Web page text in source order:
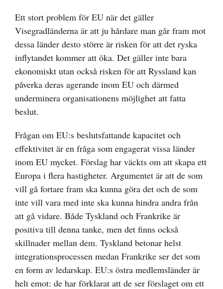
Ett stort problem för EU när det gäller
Visegradländerna är att ju hårdare man går fram mot
dessa länder desto större är risken för att det ryska
inflytandet kommer att öka. Det gäller inte bara
ekonomiskt utan också risken för att Ryssland kan
påverka deras agerande inom EU och därmed
underminera organisationens möjlighet att fatta
beslut.
Frågan om EU:s beslutsfattande kapacitet och
effektivitet är en fråga som engagerat vissa länder
inom EU mycket. Förslag har väckts om att skapa ett
Europa i flera hastigheter. Argumentet är att de som
vill gå fortare fram ska kunna göra det och de som
inte vill vara med inte ska kunna hindra andra från
att gå vidare. Både Tyskland och Frankrike är
positiva till denna tanke, men det finns också
skillnader mellan dem. Tyskland betonar helst
integrationsprocessen medan Frankrike ser det som
en form av ledarskap. EU:s östra medlemsländer är
helt emot: de har förklarat att de ser förslaget om ett